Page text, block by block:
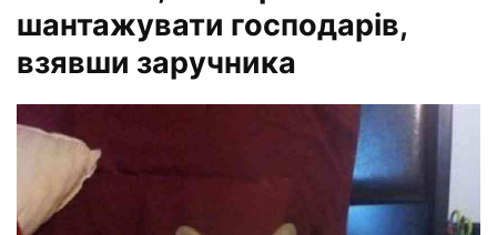
шантажувати господарів,
взявши заручника